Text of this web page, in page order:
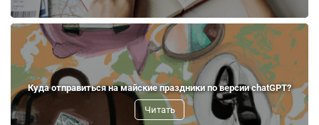
Куда отправиться на майские праздники по версии chatGPT?
Читать